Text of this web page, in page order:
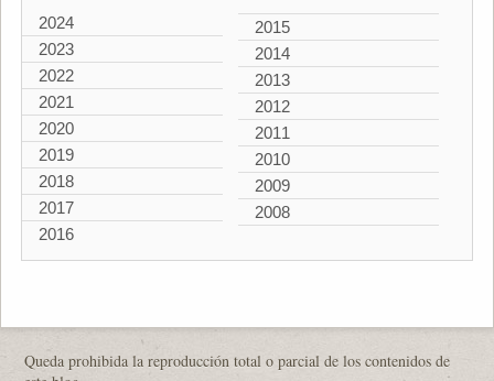
2024
2023
2022
2021
2020
2019
2018
2017
2016
2015
2014
2013
2012
2011
2010
2009
2008
Queda prohibida la reproducción total o parcial de los contenidos de